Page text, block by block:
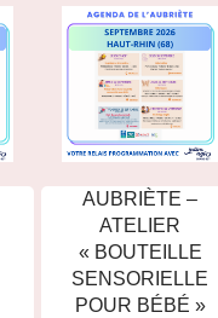
AUBRIÈTE –
ATELIER
« BOUTEILLE
SENSORIELLE
POUR BÉBÉ »